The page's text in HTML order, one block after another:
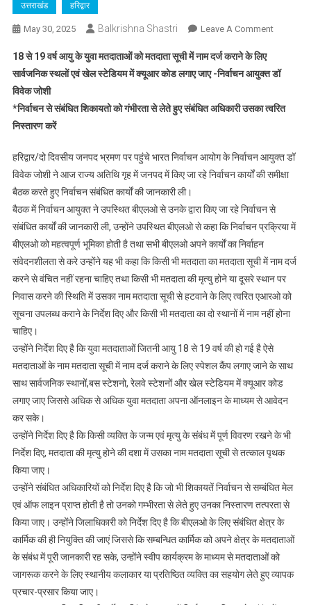
उत्तराखंड हरिद्वार
May 30, 2025 Balkrishna Shastri Leave A CommentOn
बीएलओ
महत्वपूर्ण
है,
वह
दायित्वो
का
के
साथ
करें:
डॉ
जोशी
18 से 19 वर्ष आयु के युवा मतदाताओं को मतदाता सूची में नाम दर्ज कराने के लिए
सार्वजनिक स्थलों एवं खेल स्टेडियम में क्यूआर कोड लगाए जाए -निर्वाचन आयुक्त डॉ
विवेक जोशी
*निर्वाचन से संबंधित शिकायतो को गंभीरता से लेते हुए संबंधित अधिकारी उसका त्वरित
निस्तारण करें
हरिद्वार/दो दिवसीय जनपद भ्रमण पर पहुंचे भारत निर्वाचन आयोग के निर्वाचन आयुक्त डॉ
विवेक जोशी ने आज राज्य अतिथि गृह में जनपद में किए जा रहे निर्वाचन कार्यों की समीक्षा
बैठक करते हुए निर्वाचन संबंधित कार्यों की जानकारी ली।
बैठक में निर्वाचन आयुक्त ने उपस्थित बीएलओ से उनके द्वारा किए जा रहे निर्वाचन से
संबंधित कार्यों की जानकारी ली, उन्होंने उपस्थित बीएलओ से कहा कि निर्वाचन प्रक्रिया में
बीएलओ को महत्वपूर्ण भूमिका होती है तथा सभी बीएलओ अपने कार्यों का निर्वाहन
संवेदनशीलता से करे उन्होंने यह भी कहा कि किसी भी मतदाता का मतदाता सूची में नाम दर्ज
करने से वंचित नहीं रहना चाहिए तथा किसी भी मतदाता की मृत्यु होने या दूसरे स्थान पर
निवास करने की स्थिति में उसका नाम मतदाता सूची से हटवाने के लिए त्वरित एआरओ को
सूचना उपलब्ध कराने के निर्देश दिए और किसी भी मतदाता का दो स्थानों में नाम नहीं होना
चाहिए।
उन्होंने निर्देश दिए है कि युवा मतदाताओं जितनी आयु 18 से 19 वर्ष की हो गई है ऐसे
मतदाताओं के नाम मतदाता सूची में नाम दर्ज कराने के लिए स्पेशल कैंप लगाए जाने के साथ
साथ सार्वजनिक स्थानों,बस स्टेशनो, रेलवे स्टेशनों और खेल स्टेडियम में क्यूआर कोड
लगाए जाए जिससे अधिक से अधिक युवा मतदाता अपना ऑनलाइन के माध्यम से आवेदन
कर सके।
उन्होंने निर्देश दिए है कि किसी व्यक्ति के जन्म एवं मृत्यु के संबंध में पूर्ण विवरण रखने के भी
निर्देश दिए, मतदाता की मृत्यु होने की दशा में उसका नाम मतदाता सूची से तत्काल पृथक
किया जाए।
उन्होंने संबंधित अधिकारियों को निर्देश दिए है कि जो भी शिकायतें निर्वाचन से सम्बंधित मेल
एवं ऑफ लाइन प्राप्त होती है तो उनको गम्भीरता से लेते हुए उनका निस्तारण तत्परता से
किया जाए। उन्होंने जिलाधिकारी को निर्देश दिए है कि बीएलओ के लिए संबंधित क्षेत्र के
कार्मिक की ही नियुक्ति की जाएं जिससे कि सम्बन्धित कार्मिक को अपने क्षेत्र के मतदाताओं
के संबंध में पूरी जानकारी रह सके, उन्होंने स्वीप कार्यक्रम के माध्यम से मतदाताओं को
जागरूक करने के लिए स्थानीय कलाकार या प्रतिष्ठित व्यक्ति का सहयोग लेते हुए व्यापक
प्रचार-प्रसार किया जाए।